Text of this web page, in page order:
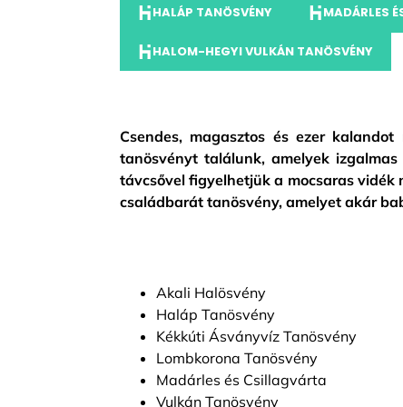
HALÁP TANÖSVÉNY MADÁRLES
HALOM-HEGYI VULKÁN TANÖSVÉNY
Csendes, magasztos és ezer
tanösvényt találunk, amelyek
távcsővel figyelhetjük a mocsaras
családbarát tanösvény, amelyet akár
Akali Halösvény
Haláp Tanösvény
Kékkúti Ásványvíz Tanösvény
Lombkorona Tanösvény
Madárles és Csillagvárta
Vulkán Tanösvény